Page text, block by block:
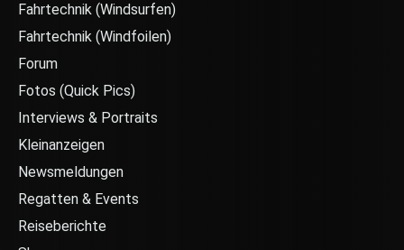
Fahrtechnik (Windsurfen)
Fahrtechnik (Windfoilen)
Forum
Fotos (Quick Pics)
Interviews & Portraits
Kleinanzeigen
Newsmeldungen
Regatten & Events
Reiseberichte